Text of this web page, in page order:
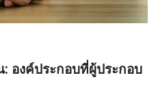
องค์ประกอบที่ผู้ประกอบ